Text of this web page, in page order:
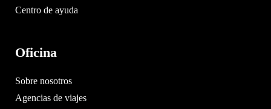
Centro de ayuda
Oficina
Sobre nosotros
Agencias de viajes